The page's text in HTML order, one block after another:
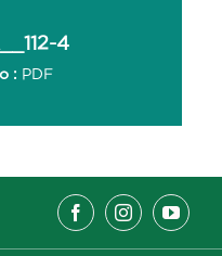
4
: PDF